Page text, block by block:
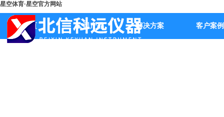
星空体育·星空官方网站
首页 公司产品 解决方案 客户案例